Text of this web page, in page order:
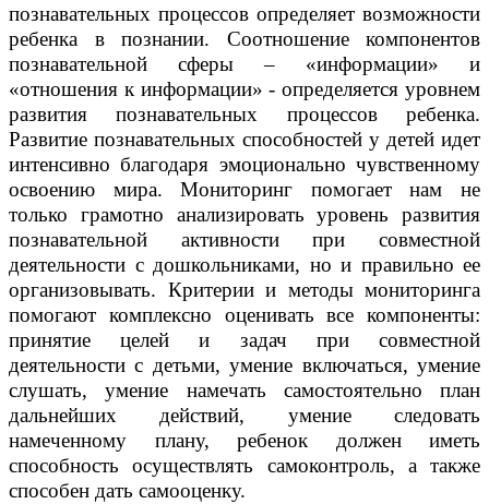
познавательных процессов определяет возможности
ребенка в познании. Соотношение компонентов
познавательной сферы – «информации» и
«отношения к информации» - определяется уровнем
развития познавательных процессов ребенка.
Развитие познавательных способностей у детей идет
интенсивно благодаря эмоционально чувственному
освоению мира. Мониторинг помогает нам не
только грамотно анализировать уровень развития
познавательной активности при совместной
деятельности с дошкольниками, но и правильно ее
организовывать. Критерии и методы мониторинга
помогают комплексно оценивать все компоненты:
принятие целей и задач при совместной
деятельности с детьми, умение включаться, умение
слушать, умение намечать самостоятельно план
дальнейших действий, умение следовать
намеченному плану, ребенок должен иметь
способность осуществлять самоконтроль, а также
способен дать самооценку.